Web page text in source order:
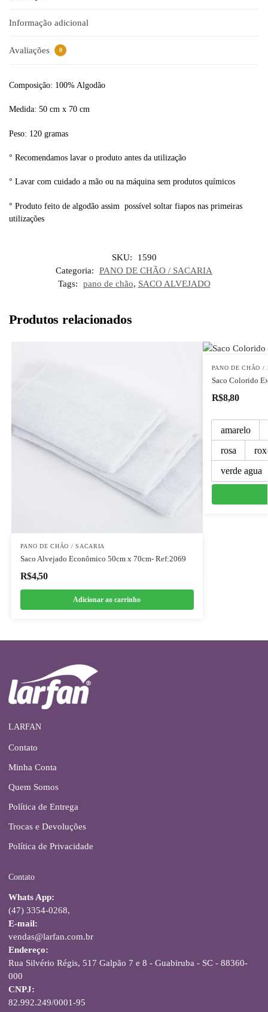
Informação adicional
Avaliações 0
Composição: 100% Algodão
Medida: 50 cm x 70 cm
Peso: 120 gramas
° Recomendamos lavar o produto antes da utilização
° Lavar com cuidado a mão ou na máquina sem produtos químicos
° Produto feito de algodão assim possível soltar fiapos nas primeiras
utilizações
SKU:
1590
Categoria:
PANO DE CHÃO / SACARIA
Tags:
pano de chão, SACO ALVEJADO
Produtos relacionados
PANO DE CHÃO / SACARIA
Saco Alvejado Econômico 50cm x 70cm- Ref:2069
R$4,50
Adicionar ao carrinho
PANO DE CHÃO /
Saco Colorido
R$8,80
amarelo
rosa
verde agua
LARFAN
Contato
Minha Conta
Quem Somos
Política de Entrega
Trocas e Devoluções
Política de Privacidade
Contato
Whats App:
(47) 3354-0268,
E-mail:
vendas@larfan.com.br
Endereço:
Rua Silvério Régis, 517 Galpão 7 e 8 - Guabiruba - SC - 88360-
000
CNPJ:
82.992.249/0001-95